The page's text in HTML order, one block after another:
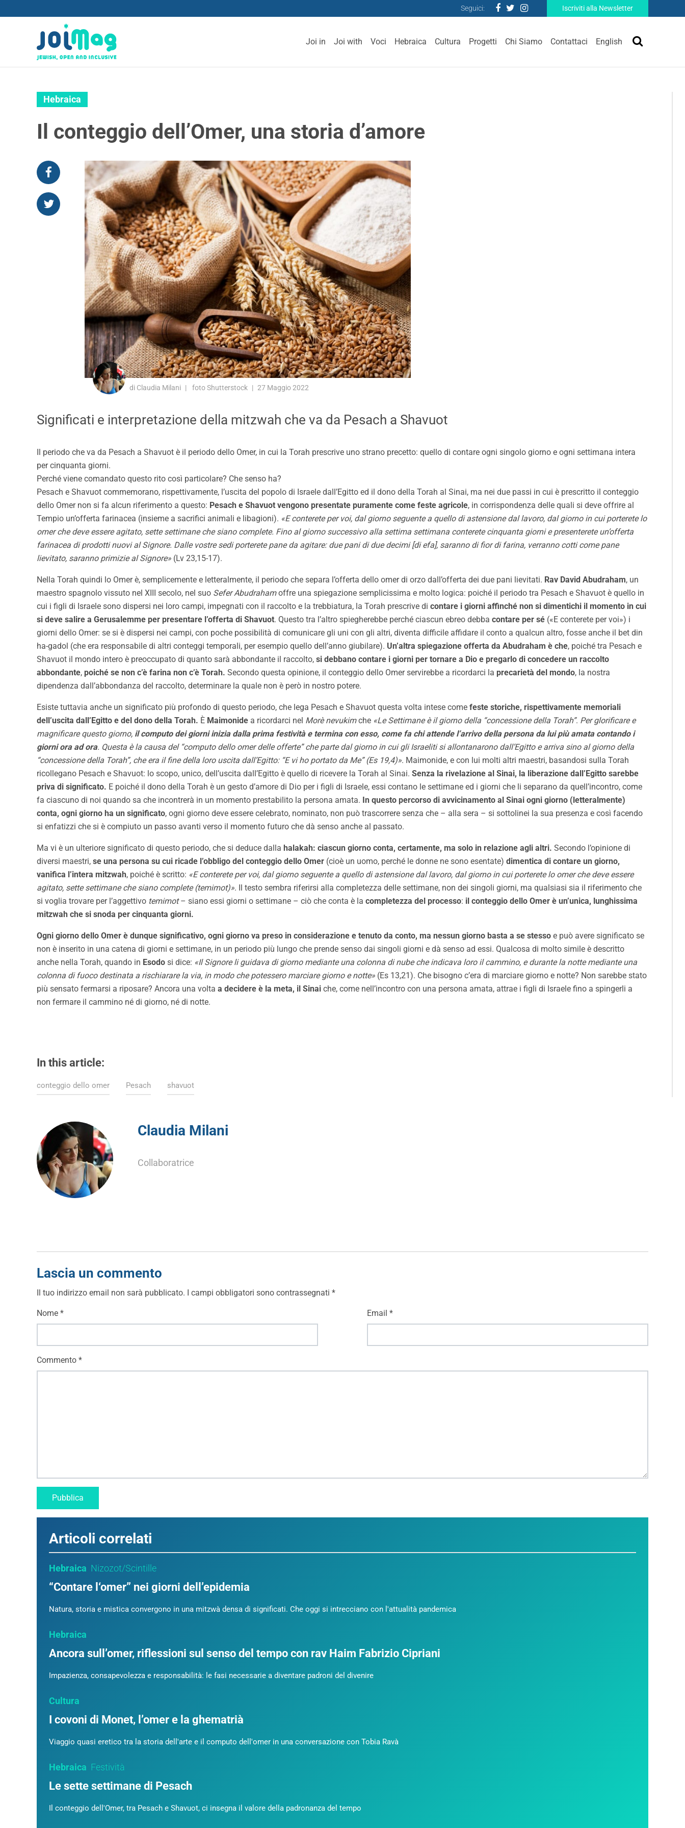
Seguici: Iscriviti alla Newsletter
Joi in Joi with Voci Hebraica Cultura Progetti Chi Siamo Contattaci English
Articoli correlati
Hebraica Nizozot/Scintille
“Contare l‘omer” nei giorni dell’epidemia
Natura, storia e mistica convergono in una mitzwà densa di significati. Che oggi si intrecciano con l'attualità pandemica
Hebraica
Ancora sull’omer, riflessioni sul senso del tempo con rav Haim Fabrizio Cipriani
Impazienza, consapevolezza e responsabilità: le fasi necessarie a diventare padroni del divenire
Cultura
I covoni di Monet, l’omer e la ghematrià
Viaggio quasi eretico tra la storia dell'arte e il computo dell'omer in una conversazione con Tobia Ravà
Hebraica Festività
Le sette settimane di Pesach
Il conteggio dell'Omer, tra Pesach e Shavuot, ci insegna il valore della padronanza del tempo
Hebraica
Il conteggio dell’Omer, una storia d’amore
di Claudia Milani foto Shutterstock 27 Maggio 2022
Significati e interpretazione della mitzwah che va da Pesach a Shavuot
Il periodo che va da Pesach a Shavuot è il periodo dello Omer, in cui la Torah prescrive uno strano precetto: quello di contare ogni singolo giorno e ogni settimana intera
per cinquanta giorni.
Perché viene comandato questo rito così particolare? Che senso ha?
Pesach e Shavuot commemorano, rispettivamente, l’uscita del popolo di Israele dall’Egitto ed il dono della Torah al Sinai, ma nei due passi in cui è prescritto il conteggio
dello Omer non si fa alcun riferimento a questo: Pesach e Shavuot vengono presentate puramente come feste agricole, in corrispondenza delle quali si deve offrire al
Tempio un’offerta farinacea (insieme a sacrifici animali e libagioni). «E conterete per voi, dal giorno seguente a quello di astensione dal lavoro, dal giorno in cui porterete lo
omer che deve essere agitato, sette settimane che siano complete. Fino al giorno successivo alla settima settimana conterete cinquanta giorni e presenterete un’offerta
farinacea di prodotti nuovi al Signore. Dalle vostre sedi porterete pane da agitare: due pani di due decimi [di efa], saranno di fior di farina, verranno cotti come pane
lievitato, saranno primizie al Signore» (Lv 23,15-17).
Nella Torah quindi lo Omer è, semplicemente e letteralmente, il periodo che separa l’offerta dello omer di orzo dall’offerta dei due pani lievitati. Rav David Abudraham, un
maestro spagnolo vissuto nel XIII secolo, nel suo Sefer Abudrahamoffre una spiegazione semplicissima e molto logica: poiché il periodo tra Pesach e Shavuot è quello in
cui i figli di Israele sono dispersi nei loro campi, impegnati con il raccolto e la trebbiatura, la Torah prescrive di contare i giorni affinché non si dimentichi il momento in cui
si deve salire a Gerusalemme per presentare l’offerta di Shavuot. Questo tra l’altro spiegherebbe perché ciascun ebreo debba contare per sé («E conterete per voi») i
giorni dello Omer: se si è dispersi nei campi, con poche possibilità di comunicare gli uni con gli altri, diventa difficile affidare il conto a qualcun altro, fosse anche il bet din
ha-gadol (che era responsabile di altri conteggi temporali, per esempio quello dell’anno giubilare). Un’altra spiegazione offerta da Abudraham è che, poiché tra Pesach e
Shavuot il mondo intero è preoccupato di quanto sarà abbondante il raccolto, si debbano contare i giorni per tornare a Dio e pregarlo di concedere un raccolto
abbondante, poiché se non c’è farina non c’è Torah. Secondo questa opinione, il conteggio dello Omer servirebbe a ricordarci la precarietà del mondo, la nostra
dipendenza dall’abbondanza del raccolto, determinare la quale non è però in nostro potere.
Esiste tuttavia anche un significato più profondo di questo periodo, che lega Pesach e Shavuot questa volta intese come feste storiche, rispettivamente memoriali
dell’uscita dall’Egitto e del dono della Torah. È Maimonide a ricordarci nel Morè nevukimche «Le Settimane è il giorno della “concessione della Torah”. Per glorificare e
magnificare questo giorno, il computo dei giorni inizia dalla prima festività e termina con esso, come fa chi attende l’arrivo della persona da lui più amata contando i
giorni ora ad ora. Questa è la causa del “computo dello omer delle offerte” che parte dal giorno in cui gli Israeliti si allontanarono dall’Egitto e arriva sino al giorno della
“concessione della Torah”, che era il fine della loro uscita dall’Egitto: “E vi ho portato da Me” (Es 19,4)». Maimonide, e con lui molti altri maestri, basandosi sulla Torah
ricollegano Pesach e Shavuot: lo scopo, unico, dell’uscita dall’Egitto è quello di ricevere la Torah al Sinai. Senza la rivelazione al Sinai, la liberazione dall’Egitto sarebbe
priva di significato. E poiché il dono della Torah è un gesto d’amore di Dio per i figli di Israele, essi contano le settimane ed i giorni che li separano da quell’incontro, come
fa ciascuno di noi quando sa che incontrerà in un momento prestabilito la persona amata. In questo percorso di avvicinamento al Sinai ogni giorno (letteralmente)
conta, ogni giorno ha un significato, ogni giorno deve essere celebrato, nominato, non può trascorrere senza che – alla sera – si sottolinei la sua presenza e così facendo
si enfatizzi che si è compiuto un passo avanti verso il momento futuro che dà senso anche al passato.
Ma vi è un ulteriore significato di questo periodo, che si deduce dalla halakah: ciascun giorno conta, certamente, ma solo in relazione agli altri. Secondo l’opinione di
diversi maestri, se una persona su cui ricade l’obbligo del conteggio dello Omer (cioè un uomo, perché le donne ne sono esentate) dimentica di contare un giorno,
vanifica l’intera mitzwah, poiché è scritto: «E conterete per voi, dal giorno seguente a quello di astensione dal lavoro, dal giorno in cui porterete lo omer che deve essere
agitato, sette settimane che siano complete (temimot)». Il testo sembra riferirsi alla completezza delle settimane, non dei singoli giorni, ma qualsiasi sia il riferimento che
si voglia trovare per l’aggettivo temimot– siano essi giorni o settimane – ciò che conta è la completezza del processo: il conteggio dello Omer è un’unica, lunghissima
mitzwah che si snoda per cinquanta giorni.
Ogni giorno dello Omer è dunque significativo, ogni giorno va preso in considerazione e tenuto da conto, ma nessun giorno basta a se stesso e può avere significato se
non è inserito in una catena di giorni e settimane, in un periodo più lungo che prende senso dai singoli giorni e dà senso ad essi. Qualcosa di molto simile è descritto
anche nella Torah, quando in Esodo si dice: «Il Signore li guidava di giorno mediante una colonna di nube che indicava loro il cammino, e durante la notte mediante una
colonna di fuoco destinata a rischiarare la via, in modo che potessero marciare giorno e notte» (Es 13,21). Che bisogno c’era di marciare giorno e notte? Non sarebbe stato
più sensato fermarsi a riposare? Ancora una volta a decidere è la meta, il Sinai che, come nell’incontro con una persona amata, attrae i figli di Israele fino a spingerli a
non fermare il cammino né di giorno, né di notte.
In this article:
conteggio dello omer Pesach shavuot
Claudia Milani
Collaboratrice
Lascia un commento
Il tuo indirizzo email non sarà pubblicato. I campi obbligatori sono contrassegnati *
Commento *
Nome * Email *